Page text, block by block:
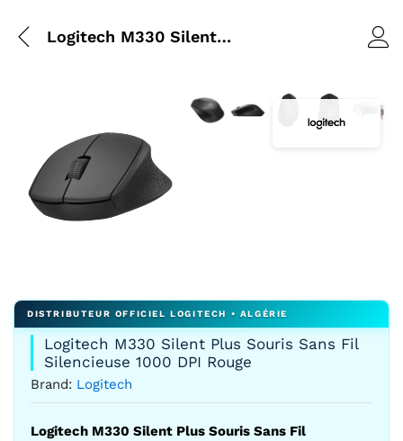
Logitech M330 Silent Plus Souris Sans Fil Silencieuse 1000 DPI Rouge
Logitech M330 Silent Plus Souris Sans Fil
Silencieuse 1000 DPI Rouge
Brand: Logitech
Logitech M330 Silent Plus Souris Sans Fil